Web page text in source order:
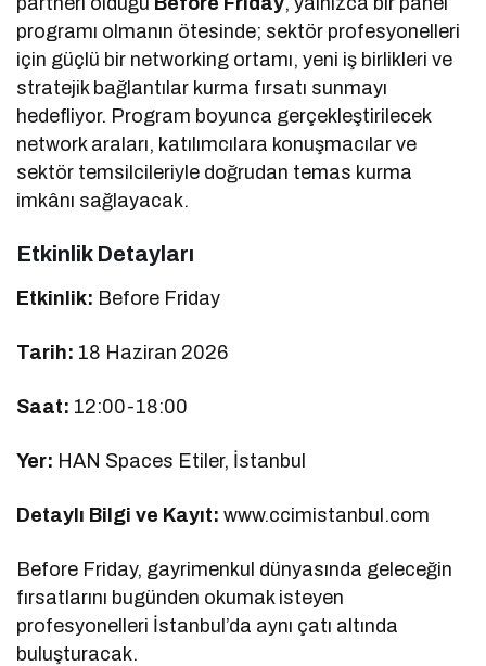
programı olmanın ötesinde; sektör profesyonelleri
için güçlü bir networking ortamı, yeni iş birlikleri ve
stratejik bağlantılar kurma fırsatı sunmayı
hedefliyor. Program boyunca gerçekleştirilecek
network araları, katılımcılara konuşmacılar ve
sektör temsilcileriyle doğrudan temas kurma
imkânı sağlayacak.
Etkinlik Detayları
Etkinlik: Before Friday
Tarih: 18 Haziran 2026
Saat: 12:00-18:00
Yer: HAN Spaces Etiler, İstanbul
Detaylı Bilgi ve Kayıt:www.ccimistanbul.com
Before Friday, gayrimenkul dünyasında geleceğin
fırsatlarını bugünden okumak isteyen
profesyonelleri İstanbul’da aynı çatı altında
buluşturacak.